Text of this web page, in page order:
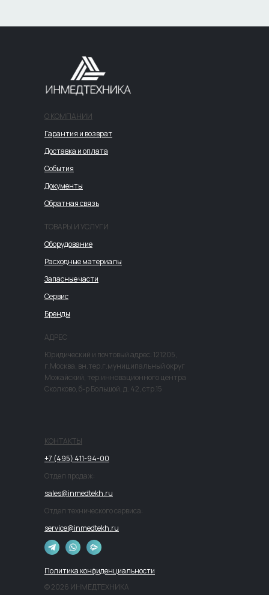
О КОМПАНИИ
ТОВАРЫ И УСЛУГИ
АДРЕС
КОНТАКТЫ
Гарантия и возврат
Доставка и оплата
Оборудование
Расходные материалы
Запасные части
Сервис
Юридический и почтовый адрес: 121205,
г.Москва, вн.тер.г.муниципальный округ
Можайский, тер.инновационного центра
Сколково, б-р Большой, д. 42, стр.15
+7 (495) 411-94-00
sales@inmedtekh.ru
Политика конфиденциальности
© 2026 ИНМЕДТЕХНИКА
Отдел продаж:
Отдел технического сервиса:
service@inmedtekh.ru
События
Документы
Обратная связь
Бренды